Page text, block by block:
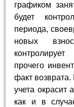
графиком
будет
периода,
новых
прочего
факт
учета окрасит
как и в